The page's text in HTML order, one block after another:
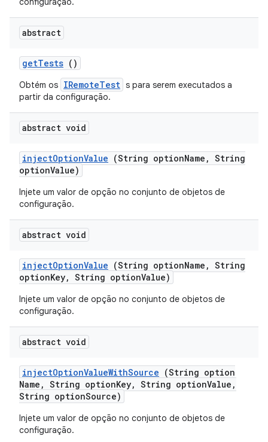
abstract
getTests ()
Obtém os IRemoteTest s para serem executados a
partir da configuração.
abstract void
injectOptionValue (String optionName , String
optionValue)
Injete um valor de opção no conjunto de objetos de
configuração.
abstract void
injectOptionValue (String optionName , String
optionKey, String optionValue)
Injete um valor de opção no conjunto de objetos de
configuração.
abstract void
injectOptionValueWithSource (String option
Name , String optionKey, String optionValue ,
String optionSource)
Injete um valor de opção no conjunto de objetos de
configuração.